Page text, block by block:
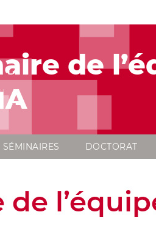
de
SÉMINAIRES DOCTORAT